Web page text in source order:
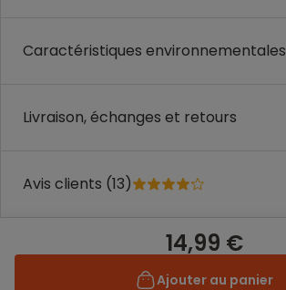
Caractéristiques environnementales
Livraison, échanges et retours
Avis clients (13)
14,99 €
Ajouter au panier